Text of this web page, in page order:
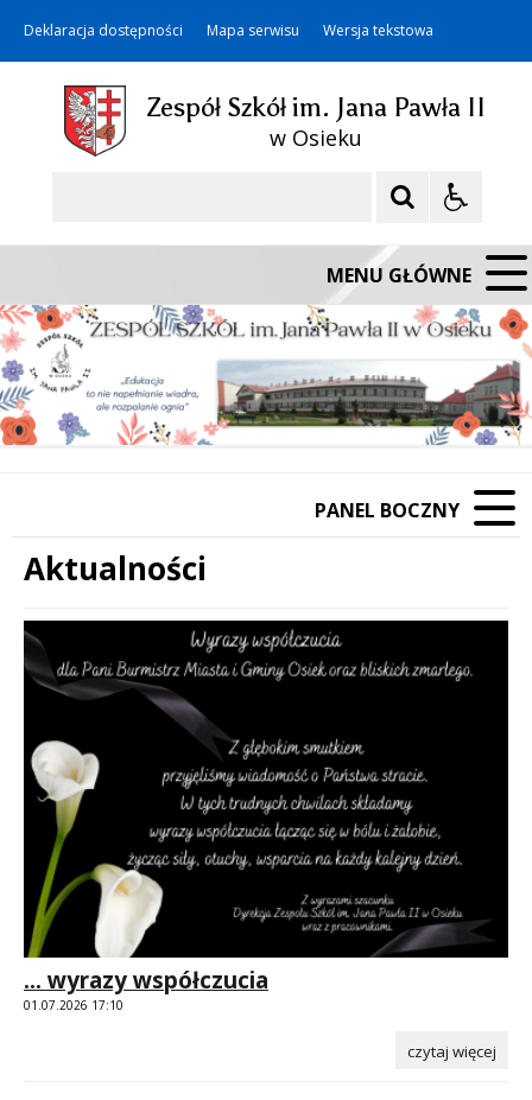
Deklaracja dostępności Mapa serwisu Wersja tekstowa
Zespół Szkół im. Jana Pawła II
w Osieku
MENU GŁÓWNE
PANEL BOCZNY
Aktualności
Treść
... wyrazy współczucia
01.07.2026 17:10
czytaj więcej